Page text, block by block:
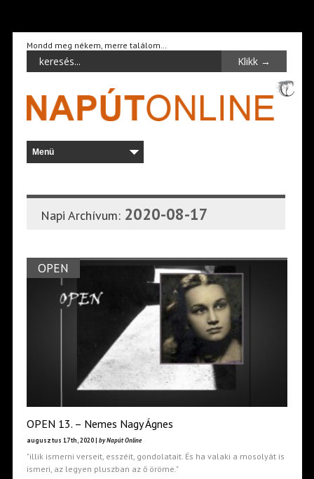
Mondd meg nékem, merre találom…
Napi Archívum: 2020-08-17
OPEN
OPEN 13. – Nemes Nagy Ágnes
augusztus 17th, 2020 | by Napút Online
"illik ismerni verseit, esszéit, gondolatait. És ha valaki a mosolyát is
ismeri, az legyen pluszban az ő öröme."